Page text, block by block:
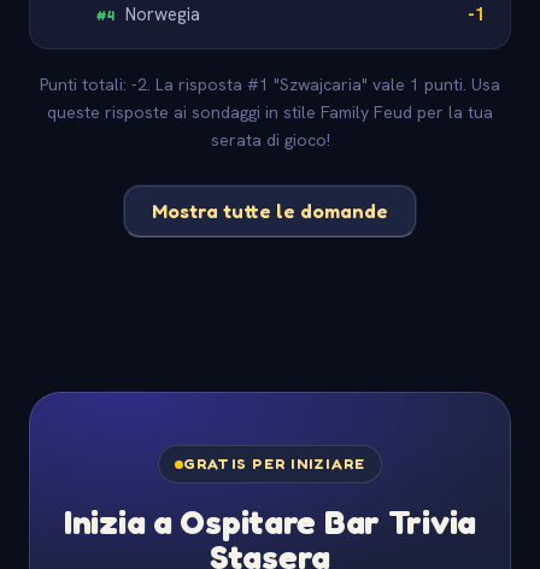
#4 Norwegia -1
Punti totali: -2. La risposta #1 "Szwajcaria" vale 1 punti. Usa
queste risposte ai sondaggi in stile Family Feud per la tua
serata di gioco!
Mostra tutte le domande
GRATIS PER INIZIARE
Inizia a Ospitare Bar Trivia
Stasera